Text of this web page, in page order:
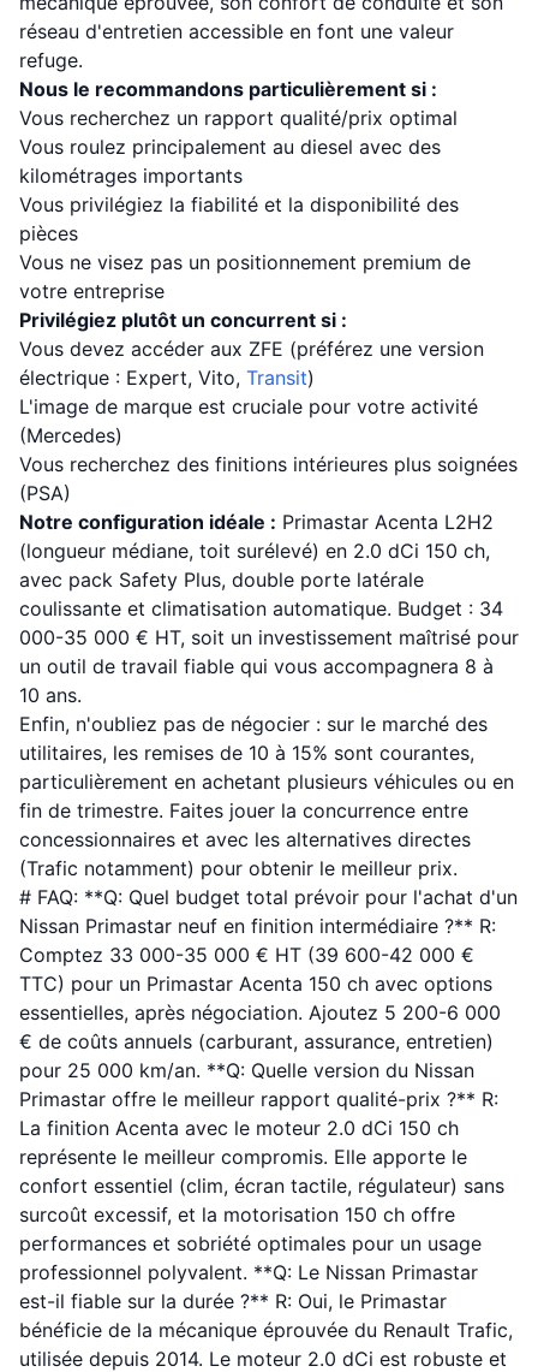
réseau d'entretien accessible en font une valeur
refuge.
Nous le recommandons particulièrement si :
Vous recherchez un rapport qualité/prix optimal
Vous roulez principalement au diesel avec des
kilométrages importants
Vous privilégiez la fiabilité et la disponibilité des
pièces
Vous ne visez pas un positionnement premium de
votre entreprise
Privilégiez plutôt un concurrent si :
Vous devez accéder aux ZFE (préférez une version
électrique : Expert, Vito, Transit)
L'image de marque est cruciale pour votre activité
(Mercedes)
Vous recherchez des finitions intérieures plus soignées
(PSA)
Notre configuration idéale : Primastar Acenta L2H2
(longueur médiane, toit surélevé) en 2.0 dCi 150 ch,
avec pack Safety Plus, double porte latérale
coulissante et climatisation automatique. Budget : 34
000-35 000 € HT, soit un investissement maîtrisé pour
un outil de travail fiable qui vous accompagnera 8 à
10 ans.
Enfin, n'oubliez pas de négocier : sur le marché des
utilitaires, les remises de 10 à 15% sont courantes,
particulièrement en achetant plusieurs véhicules ou en
fin de trimestre. Faites jouer la concurrence entre
concessionnaires et avec les alternatives directes
(Trafic notamment) pour obtenir le meilleur prix.
# FAQ: **Q: Quel budget total prévoir pour l'achat d'un
Nissan Primastar neuf en finition intermédiaire ?** R:
Comptez 33 000-35 000 € HT (39 600-42 000 €
TTC) pour un Primastar Acenta 150 ch avec options
essentielles, après négociation. Ajoutez 5 200-6 000
€ de coûts annuels (carburant, assurance, entretien)
pour 25 000 km/an. **Q: Quelle version du Nissan
Primastar offre le meilleur rapport qualité-prix ?** R:
La finition Acenta avec le moteur 2.0 dCi 150 ch
représente le meilleur compromis. Elle apporte le
confort essentiel (clim, écran tactile, régulateur) sans
surcoût excessif, et la motorisation 150 ch offre
performances et sobriété optimales pour un usage
professionnel polyvalent. **Q: Le Nissan Primastar
est-il fiable sur la durée ?** R: Oui, le Primastar
bénéficie de la mécanique éprouvée du Renault Trafic,
utilisée depuis 2014. Le moteur 2.0 dCi est robuste et